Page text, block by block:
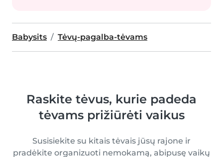
Babysits Tėvų-pagalba-tėvams
Raskite tėvus, kurie padeda
tėvams prižiūrėti vaikus
Susisiekite su kitais tėvais jūsų rajone ir
pradėkite organizuoti nemokamą, abipusę vaikų